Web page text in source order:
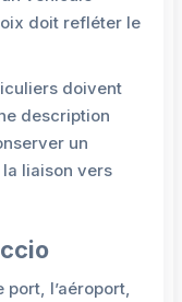
doit refléter le
doivent
description
un
liaison vers
port, l’aéroport,